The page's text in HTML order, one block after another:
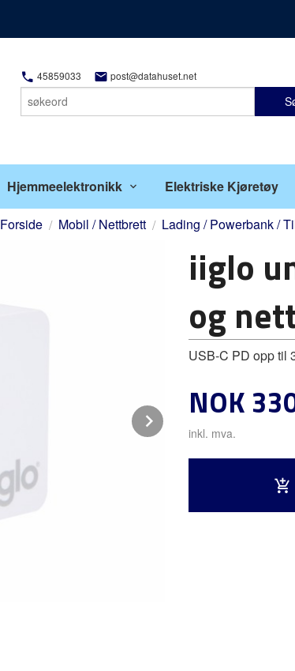
45859033 post@datahuset.net
Hjemmeelektronikk Elektriske Kjøretøy
Forside Mobil / Nettbrett Lading / Powerbank /
Next
iiglo
og
USB-C PD opp til
Pris
NOK
inkl. mva.